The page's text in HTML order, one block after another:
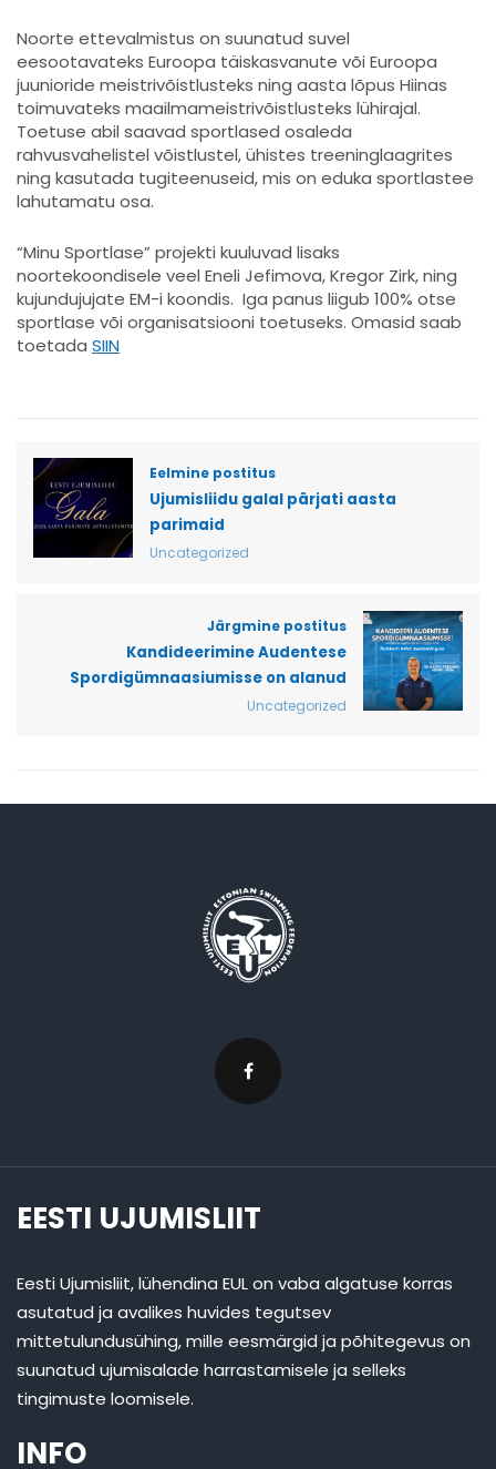
Noorte ettevalmistus on suunatud suvel
eesootavateks Euroopa täiskasvanute või Euroopa
juunioride meistrivõistlusteks ning aasta lõpus Hiinas
toimuvateks maailmameistrivõistlusteks lühirajal.
Toetuse abil saavad sportlased osaleda
rahvusvahelistel võistlustel, ühistes treeninglaagrites
ning kasutada tugiteenuseid, mis on eduka sportlastee
lahutamatu osa.
“Minu Sportlase” projekti kuuluvad lisaks
noortekoondisele veel Eneli Jefimova, Kregor Zirk, ning
kujundujujate EM-i koondis. Iga panus liigub 100% otse
sportlase või organisatsiooni toetuseks. Omasid saab
toetada SIIN
Eelmine postitus
Ujumisliidu galal pärjati aasta
parimaid
Uncategorized
Järgmine postitus
Kandideerimine Audentese
Spordigümnaasiumisse on alanud
Uncategorized
EESTI UJUMISLIIT
Eesti Ujumisliit, lühendina EUL on vaba algatuse korras
asutatud ja avalikes huvides tegutsev
mittetulundusühing, mille eesmärgid ja põhitegevus on
suunatud ujumisalade harrastamisele ja selleks
tingimuste loomisele.
INFO